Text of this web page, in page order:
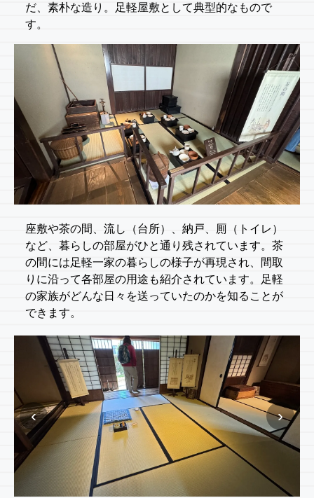
だ、素朴な造り。足軽屋敷として典型的なもので
す。
座敷や茶の間、流し（台所）、納戸、厠（トイレ）
など、暮らしの部屋がひと通り残されています。茶
の間には足軽一家の暮らしの様子が再現され、間取
りに沿って各部屋の用途も紹介されています。足軽
の家族がどんな日々を送っていたのかを知ることが
できます。
‹ ›